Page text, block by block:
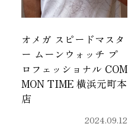
オメガ スピードマスタ
ー ムーンウォッチ プ
ロフェッショナル COM
MON TIME 横浜元町本
店
2024.09.12